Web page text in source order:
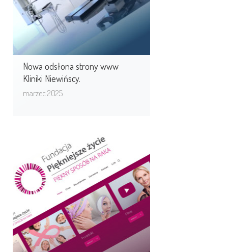
Nowa odsłona strony www
Kliniki Niewińscy.
marzec 2025
w sieci. ...
Życie może być
PIĘKNIEJSZE. MOUTON dla
Fundacji Piękniejsze ...
Program „Piękniejsze życie” pomaga
kobietom, które przechodzą leczenie
onkologiczne. Program powstał
w Stanach ...